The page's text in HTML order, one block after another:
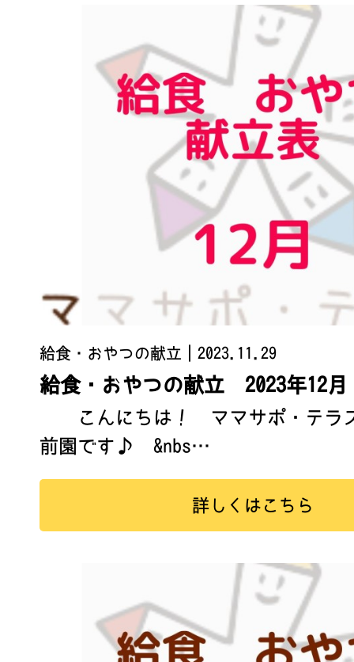
給食・おやつの献立 ｜2023.11.29
給食・おやつの献立 2023年12月
こんにちは！ ママサポ・テラ
前園です♪ &nbs…
詳しくはこちら